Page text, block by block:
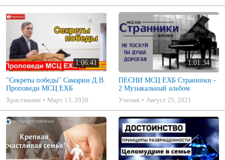
1:06:41
"Секреты победы" Самарин Д.В.
Проповеди МСЦ ЕХБ
Христианин
Март 13, 2020
1:01:34
ПЕСНИ МСЦ ЕХБ Странники -
2 Музыкальный альбом
Ученик
Август 25, 2021